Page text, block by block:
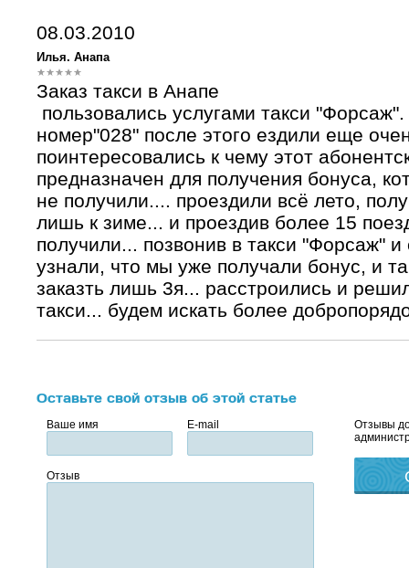
08.03.2010
Илья. Анапа
Заказ такси в Анапе
пользовались услугами такси
номер"028" после этого ездили еще
поинтересовались к чему этот
предназначен для получения бонуса,
не получили.... проездили всё лето,
лишь к зиме... и проездив более 15
получили... позвонив в такси "Форсаж"
узнали, что мы уже получали бонус, и
заказть лишь 3я... расстроились и
такси... будем искать более
Оставьте свой отзыв об этой статье
Ваше имя E-mail
Отзыв
Отзывы